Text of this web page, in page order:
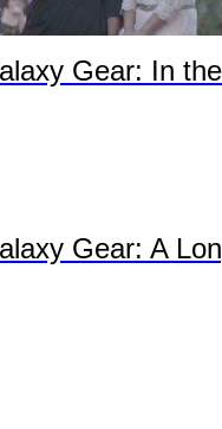
Gear: In
Gear: A